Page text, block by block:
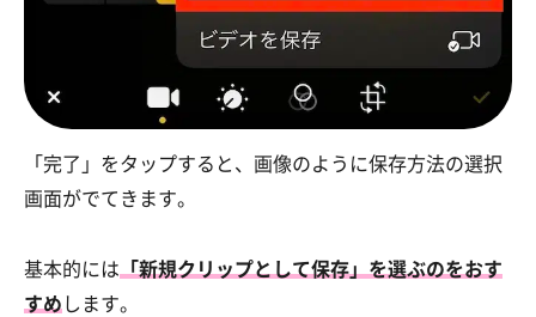
「完了」をタップすると、画像のように保存方法の選択
画面がでてきます。
基本的には 「新規クリップとして保存」 を選ぶのをおす
すめ します。